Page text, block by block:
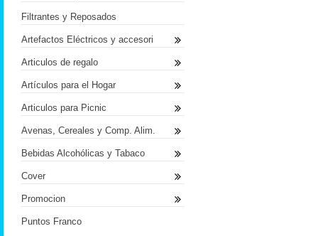
Filtrantes y Reposados
Artefactos Eléctricos y accesori
Articulos de regalo
Artículos para el Hogar
Articulos para Picnic
Avenas, Cereales y Comp. Alim.
Bebidas Alcohólicas y Tabaco
Cover
Promocion
Puntos Franco